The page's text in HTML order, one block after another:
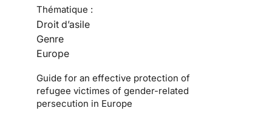
Thématique :
Droit d’asile
Genre
Europe
Guide for an effective protection of
refugee victimes of gender-related
persecution in Europe